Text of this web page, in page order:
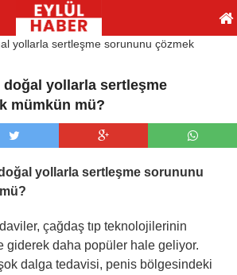
yollarla sertleşme
mümkün mü?
yollarla sertleşme sorununu
çağdaş tıp teknolojilerinin
giderek daha popüler hale geliyor.
dalga tedavisi, penis bölgesindeki